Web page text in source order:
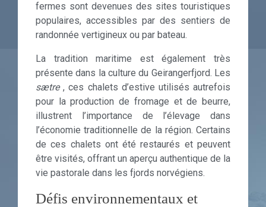
fermes sont devenues des sites touristiques
populaires, accessibles par des sentiers de
randonnée vertigineux ou par bateau.
La tradition maritime est également très
présente dans la culture du Geirangerfjord. Les
sætre, ces chalets d’estive utilisés autrefois
pour la production de fromage et de beurre,
illustrent l’importance de l’élevage dans
l’économie traditionnelle de la région. Certains
de ces chalets ont été restaurés et peuvent
être visités, offrant un aperçu authentique de la
vie pastorale dans les fjords norvégiens.
Défis environnementaux et